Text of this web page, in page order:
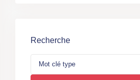
Recherche